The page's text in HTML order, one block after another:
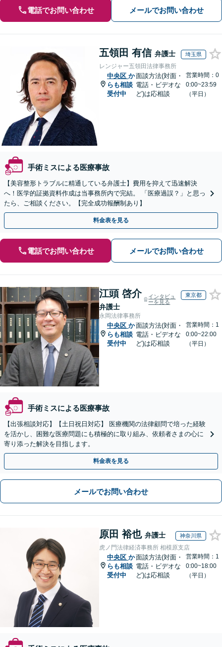
電話でお問い合わせ メールでお問い合わせ
五領田 有信 弁護士 埼玉県
レンジャー五領田法律事務所
中央区 か
らも相談
受付中
面談方法(対面・
電話・ビデオな
ど)は応相談
営業時間：0
0:00~23:59
（平日）
手術ミスによる医療事故
【美容整形トラブルに精通している弁護士】費用を抑えて迅速解決
へ！医学的証拠資料作成は当事務所内で完結。 「医療過誤？」と思っ
たら、ご相談ください。【完全成功報酬制あり】
料金表を見る
電話でお問い合わせ メールでお問い合わせ
江頭 啓介
弁護士
インタビュ
ーを見る
東京都
永岡法律事務所
中央区 か
らも相談
受付中
面談方法(対面・
電話・ビデオな
ど)は応相談
営業時間：1
0:00~22:00
（平日）
手術ミスによる医療事故
【出張相談対応】【土日祝日対応】 医療機関の法律顧問で培った経験
を活かし、困難な医療問題にも積極的に取り組み、依頼者さまの心に
寄り添った解決を目指します。
料金表を見る
メールでお問い合わせ
原田 裕也 弁護士 神奈川県
虎ノ門法律経済事務所 相模原支店
中央区 か
らも相談
受付中
面談方法(対面・
電話・ビデオな
ど)は応相談
営業時間：1
0:00~18:00
（平日）